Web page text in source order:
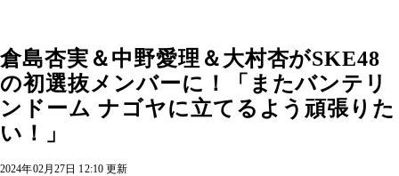
倉島杏実＆中野愛理＆大村杏がSKE48
の初選抜メンバーに！「またバンテリ
ンドーム ナゴヤに立てるよう頑張りた
い！」
2024年02月27日 12:10 更新